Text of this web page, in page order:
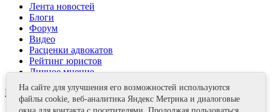
Лента новостей
Блоги
Форум
Видео
Расценки адвокатов
Рейтинг юристов
Личное мнение
Контакты
На сайте для улучшения его возможностей используются
файлы cookie, веб-аналитика Яндекс Метрика и диалоговые